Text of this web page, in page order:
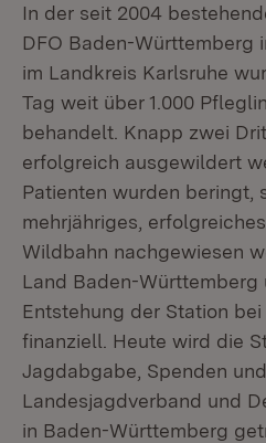
In der seit 2004
DFO Baden-Württemberg
im Landkreis Karlsruhe
Tag weit über 1.000
behandelt. Knapp zwei
erfolgreich ausgewildert
Patienten wurden beringt,
mehrjähriges,
Wildbahn nachgewiesen
Land Baden-Württemberg
Entstehung der Station
finanziell. Heute wird die
Jagdabgabe, Spenden
Landesjagdverband und
in Baden-Württemberg